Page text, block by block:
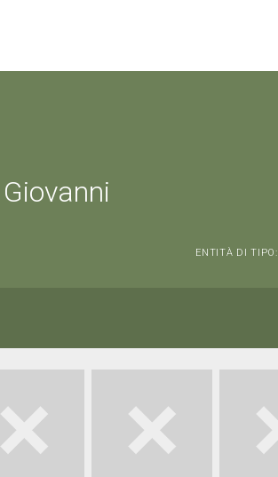
ENTITÀ DI TIPO: